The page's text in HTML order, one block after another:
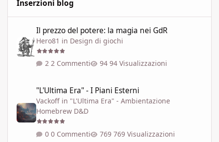
Inserzioni blog
Il prezzo del potere: la magia nei GdR
Hero81 in Design di giochi
2 Commenti 94 Visualizzazioni
"L'Ultima Era" - I Piani Esterni
Vackoff in "L'Ultima Era" - Ambientazione
Homebrew D&D
0 Commenti 769 Visualizzazioni